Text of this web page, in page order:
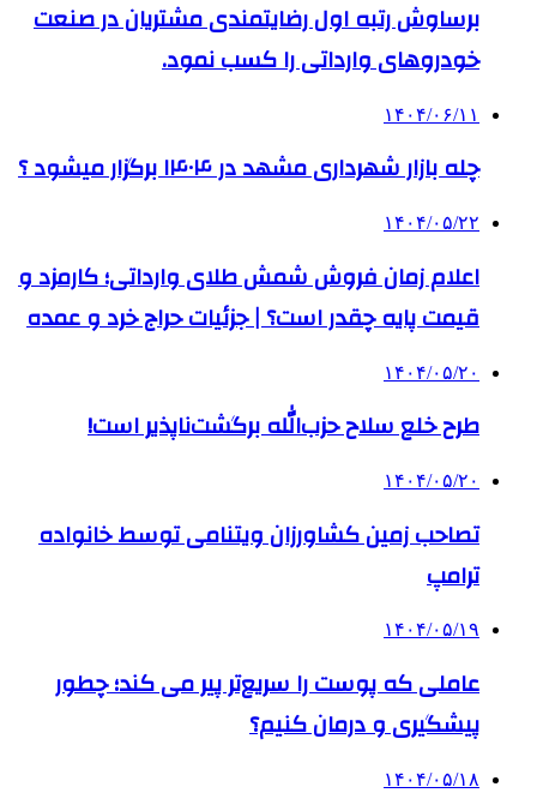
برساوش رتبه اول رضایتمندی مشتریان در صنعت
خودروهای وارداتی را کسب نمود.
۱۴۰۴/۰۶/۱۱
چله بازار شهرداری مشهد در ۱۴۰۴ برگزار میشود ؟
۱۴۰۴/۰۵/۲۲
اعلام زمان فروش شمش طلای وارداتی؛ کارمزد و
قیمت پایه چقدر است؟ | جزئیات حراج خرد و عمده
۱۴۰۴/۰۵/۲۰
طرح خلع سلاح حزب‌الله برگشت‌ناپذیر است!
۱۴۰۴/۰۵/۲۰
تصاحب زمین کشاورزان ویتنامی توسط خانواده
ترامپ
۱۴۰۴/۰۵/۱۹
عاملی که پوست را سریع‌تر پیر می کند؛ چطور
پیشگیری و درمان کنیم؟
۱۴۰۴/۰۵/۱۸